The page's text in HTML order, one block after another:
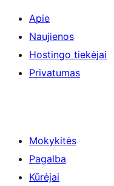
Apie
Naujienos
Hostingo tiekėjai
Privatumas
Mokykitės
Pagalba
Kūrėjai